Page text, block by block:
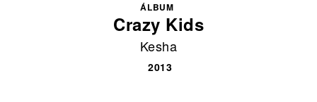
ÁLBUM
Crazy Kids
Kesha
2013